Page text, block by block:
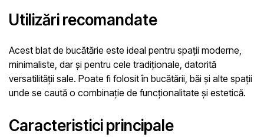
Utilizări recomandate
Acest blat de bucătărie este ideal pentru spații moderne,
minimaliste, dar și pentru cele tradiționale, datorită
versatilității sale. Poate fi folosit în bucătării, băi și alte spații
unde se caută o combinație de funcționalitate și estetică.
Caracteristici principale